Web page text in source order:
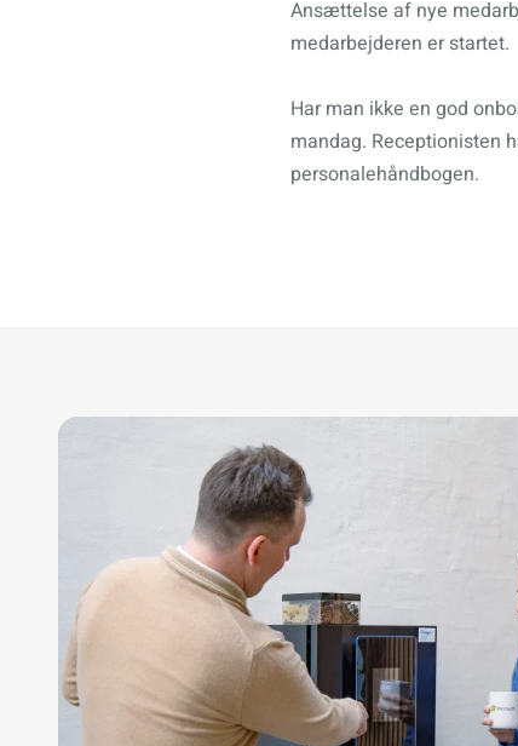
Ansættelse af nye
medarbejderen er startet.
Har man ikke en god
mandag. Receptionisten
personalehåndbogen.